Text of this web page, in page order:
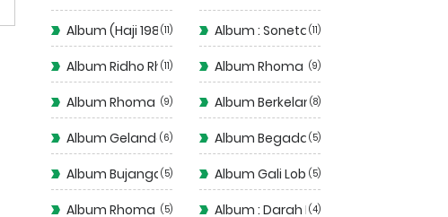
Album (Haji 1988)
11 Album : Soneta Vol 12
11
Album Ridho Rhoma
11 Album Rhoma Santai
9
Album Rhoma Stop!
9 Album Berkelana II
8
Album Gelandangan 1972
6 Album Begadang II
5
Album Bujangan (1993)
5 Album Gali Lobang Tutup Lobang
5
Album Rhoma ( Judi )
5 Album : Darah Muda
4